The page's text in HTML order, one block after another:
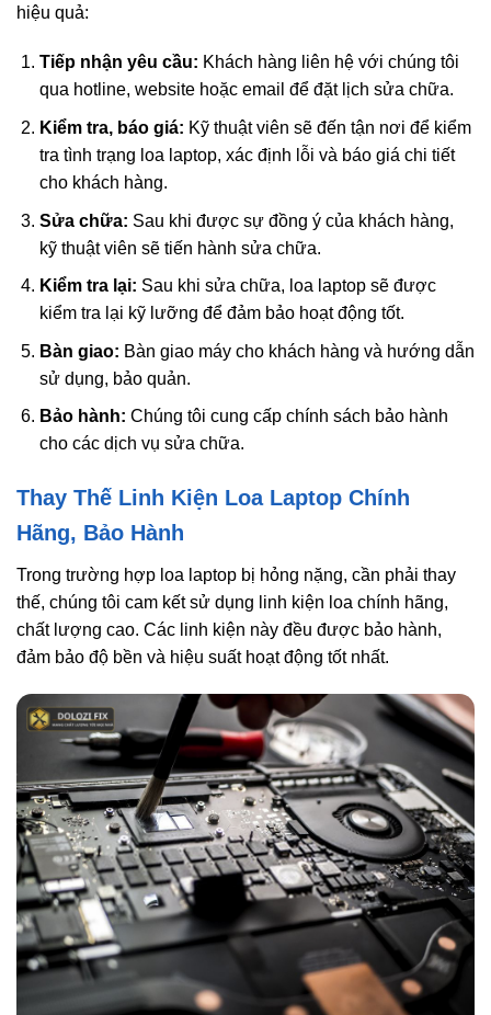
hiệu quả:
Tiếp nhận yêu cầu: Khách hàng liên hệ với chúng tôi
qua hotline, website hoặc email để đặt lịch sửa chữa.
Kiểm tra, báo giá: Kỹ thuật viên sẽ đến tận nơi để kiểm
tra tình trạng loa laptop, xác định lỗi và báo giá chi tiết
cho khách hàng.
Sửa chữa: Sau khi được sự đồng ý của khách hàng,
kỹ thuật viên sẽ tiến hành sửa chữa.
Kiểm tra lại: Sau khi sửa chữa, loa laptop sẽ được
kiểm tra lại kỹ lưỡng để đảm bảo hoạt động tốt.
Bàn giao: Bàn giao máy cho khách hàng và hướng dẫn
sử dụng, bảo quản.
Bảo hành: Chúng tôi cung cấp chính sách bảo hành
cho các dịch vụ sửa chữa.
Thay Thế Linh Kiện Loa Laptop Chính
Hãng, Bảo Hành
Trong trường hợp loa laptop bị hỏng nặng, cần phải thay
thế, chúng tôi cam kết sử dụng linh kiện loa chính hãng,
chất lượng cao. Các linh kiện này đều được bảo hành,
đảm bảo độ bền và hiệu suất hoạt động tốt nhất.